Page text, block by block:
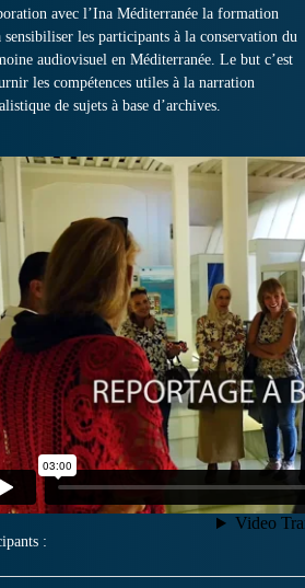
avec l’Ina Méditerranée la formation
sensibiliser les participants à la conservation du
audiovisuel en Méditerranée. Le but c’est
les compétences utiles à la narration
de sujets à base d’archives.
: